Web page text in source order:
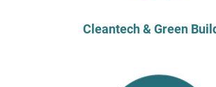
Cleantech & Green